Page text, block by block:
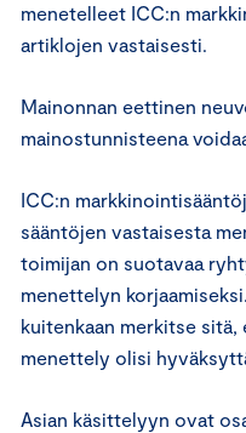
menetelleet ICC:n
artiklojen vastaisesti.
Mainonnan eettinen
mainostunnisteena
ICC:n
sääntöjen vastaisesta
toimijan on suotavaa
menettelyn
kuitenkaan merkitse
menettely olisi
Asian käsittelyyn ovat